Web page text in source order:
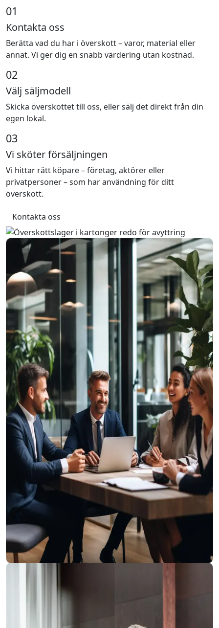
01
Kontakta oss
Berätta vad du har i överskott – varor, material eller
annat. Vi ger dig en snabb värdering utan kostnad.
02
Välj säljmodell
Skicka överskottet till oss, eller sälj det direkt från din
egen lokal.
03
Vi sköter försäljningen
Vi hittar rätt köpare – företag, aktörer eller
privatpersoner – som har användning för ditt
överskott.
Kontakta oss